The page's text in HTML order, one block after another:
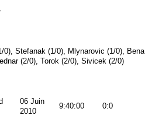
0), Stefanak (1/0), Mlynarovic (1/0), Bena
(2/0), Torok (2/0), Sivicek (2/0)
06 Juin
2010
9:40:00 0:0